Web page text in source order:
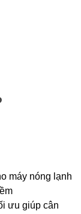
máy nóng lạnh
ưu giúp cân